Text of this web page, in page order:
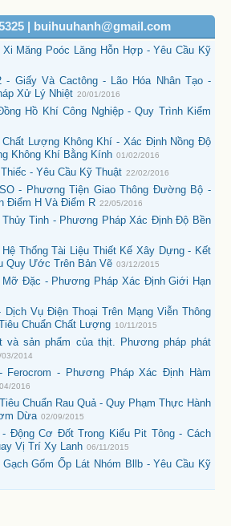
| buihuuhanh@gmail.com
Xi Măng Poóc Lăng Hỗn Hợp - Yêu Cầu Kỹ
- Giấy Và Cactông - Lão Hóa Nhân Tạo -
Xử Lý Nhiệt 20/01/2016
Hồ Khí Công Nghiệp - Quy Trình Kiểm
Chất Lượng Không Khí - Xác Định Nồng Độ
Không Khí Bằng Kính 01/02/2016
- Yêu Cầu Kỹ Thuật 22/02/2016
- Phương Tiện Giao Thông Đường Bộ -
Điểm H Và Điểm R 22/05/2016
Thủy Tinh - Phương Pháp Xác Định Độ Bền
Hệ Thống Tài Liệu Thiết Kế Xây Dựng - Kết
Quy Ước Trên Bản Vẽ 03/12/2015
Mỡ Đặc - Phương Pháp Xác Định Giới Hạn
Dịch Vụ Điện Thoại Trên Mạng Viễn Thông
Chuẩn Chất Lượng 10/11/2015
và sản phẩm của thịt. Phương pháp phát
03/2014
Ferocrom - Phương Pháp Xác Định Hàm
2016
Chuẩn Rau Quả - Quy Phạm Thực Hành
Dừa 02/09/2015
- Động Cơ Đốt Trong Kiểu Pit Tông - Cách
Vị Trí Xy Lanh 06/11/2015
Gạch Gốm Ốp Lát Nhóm Bllb - Yêu Cầu Kỹ